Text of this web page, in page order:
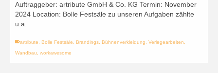
Auftraggeber: artribute GmbH & Co. KG Termin: November
2024 Location: Bolle Festsäle zu unseren Aufgaben zählte
u.a.
artribute Bolle Festsäle Brandings Bühnenverkleidung Verlegearbeiten
Wandbau
workawesome